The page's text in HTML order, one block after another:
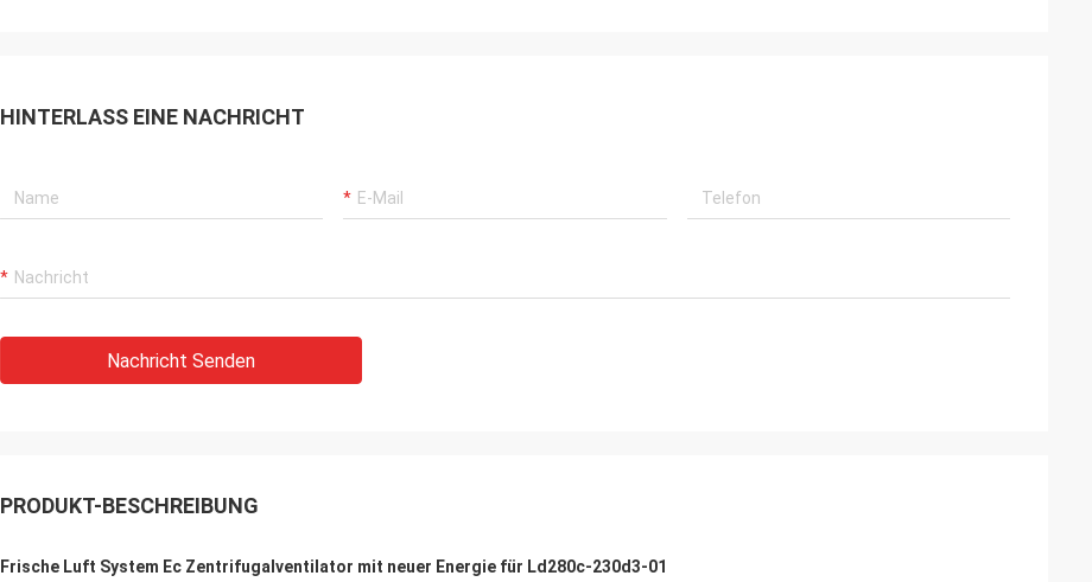
HINTERLASS EINE NACHRICHT
Nachricht Senden
PRODUKT-BESCHREIBUNG
Frische Luft System Ec Zentrifugalventilator mit neuer Energie für Ld280c-230d3-01